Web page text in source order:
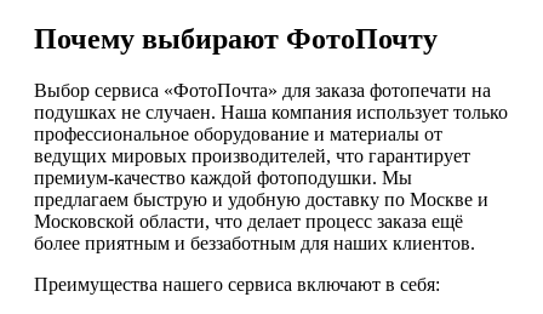
Почему выбирают ФотоПочту
Выбор сервиса «ФотоПочта» для заказа фотопечати на
подушках не случаен. Наша компания использует только
профессиональное оборудование и материалы от
ведущих мировых производителей, что гарантирует
премиум-качество каждой фотоподушки. Мы
предлагаем быструю и удобную доставку по Москве и
Московской области, что делает процесс заказа ещё
более приятным и беззаботным для наших клиентов.
Преимущества нашего сервиса включают в себя: